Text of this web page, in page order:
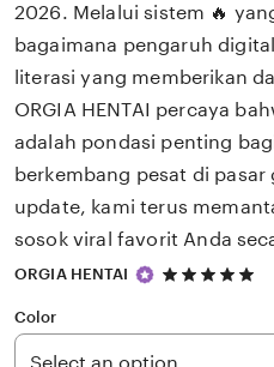
2026. Melalui sistem 🔥
bagaimana pengaruh
literasi yang memberikan
ORGIA HENTAI percaya
adalah pondasi penting
berkembang pesat di
update, kami terus
sosok viral favorit Anda
ORGIA HENTAI
5
5
stars
Color